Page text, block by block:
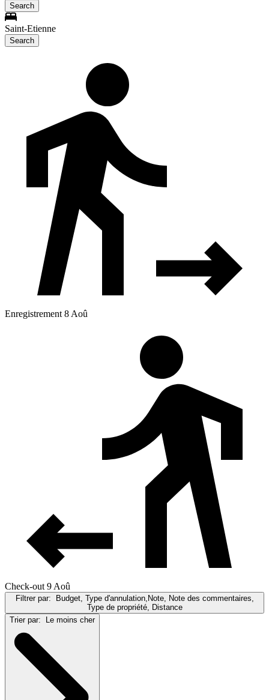
Search
Saint-Etienne
Search
Enregistrement 8 Aoû
Check-out 9 Aoû
Filtrer par:
Budget, Type d'annulation,Note, Note des commentaires,
Type de propriété, Distance
Trier par:
Le moins cher